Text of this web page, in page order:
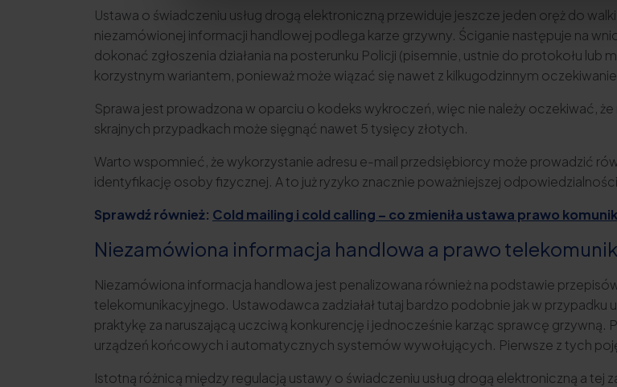
Ustawa o świadczeniu usług drogą elektroniczną przewiduje jeszcze jeden oręż do
niezamówionej informacji handlowej podlega karze grzywny. Ściganie następuje na
dokonać zgłoszenia działania na posterunku Policji (pisemnie, ustnie do protokołu
korzystnym wariantem, ponieważ może wiązać się nawet z kilkugodzinnym
Sprawa jest prowadzona w oparciu o kodeks wykroczeń, więc nie należy oczekiwać,
skrajnych przypadkach może sięgnąć nawet 5 tysięcy złotych.
Warto wspomnieć, że wykorzystanie adresu e-mail przedsiębiorcy może prowadzić
identyfikację osoby fizycznej. A to już ryzyko znacznie poważniejszej
Sprawdź również: Cold mailing i cold calling – co zmieniła ustawa prawo
Niezamówiona informacja handlowa a prawo
Niezamówiona informacja handlowa jest penalizowana również na podstawie
telekomunikacyjnego. Ustawodawca zadziałał tutaj bardzo podobnie jak w przypadku
praktykę za naruszającą uczciwą konkurencję i jednocześnie karząc sprawcę
urządzeń końcowych i automatycznych systemów wywołujących. Pierwsze z tych
Istotną różnicą między regulacją ustawy o świadczeniu usług drogą elektroniczną a